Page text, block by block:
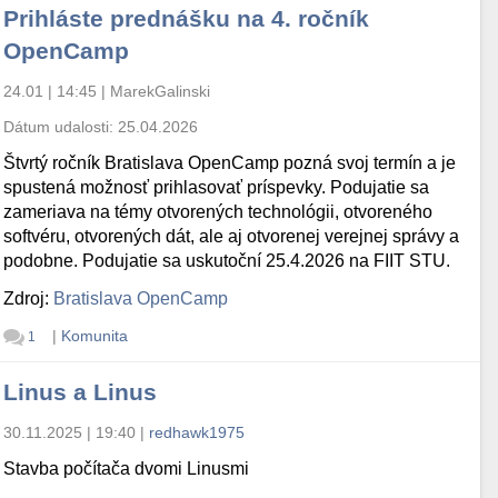
Prihláste prednášku na 4. ročník
OpenCamp
24.01 | 14:45 | MarekGalinski
Dátum udalosti: 25.04.2026
Štvrtý ročník Bratislava OpenCamp pozná svoj termín a je
spustená možnosť prihlasovať príspevky. Podujatie sa
zameriava na témy otvorených technológii, otvoreného
softvéru, otvorených dát, ale aj otvorenej verejnej správy a
podobne. Podujatie sa uskutoční 25.4.2026 na FIIT STU.
Zdroj: Bratislava OpenCamp
1 | Komunita
Linus a Linus
30.11.2025 | 19:40 | redhawk1975
Stavba počítača dvomi Linusmi